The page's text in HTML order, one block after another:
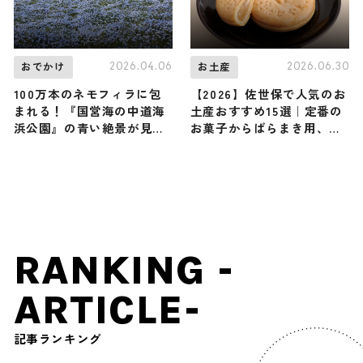
おでかけ 2026.04.06
100万本のネモフィラに包
まれる！『国営海の中道海
浜公園』の青い絶景が見ご
お土産 2026.06.30
【2026】佐世保で人気のお
土産おすすめ15選｜定番の
お菓子からばらまき用、ご
RANKING -
ARTICLE-
記事ランキング